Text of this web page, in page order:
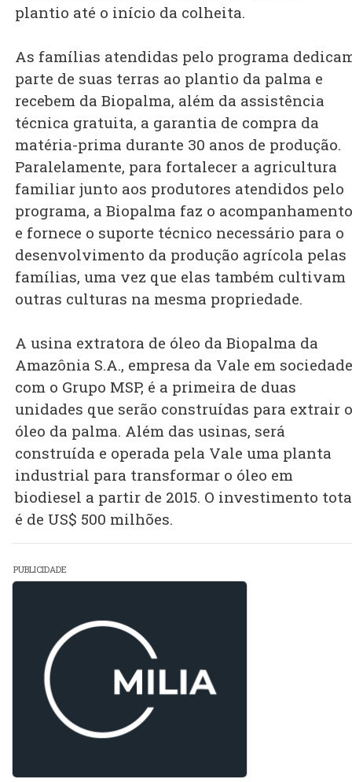
plantio até o início da colheita.
As famílias atendidas pelo programa
parte de suas terras ao plantio da palma e
recebem da Biopalma, além da assistência
técnica gratuita, a garantia de compra da
matéria-prima durante 30 anos de produção.
Paralelamente, para fortalecer a agricultura
familiar junto aos produtores atendidos pelo
programa, a Biopalma faz o acompanhamento
e fornece o suporte técnico necessário para o
desenvolvimento da produção agrícola pelas
famílias, uma vez que elas também cultivam
outras culturas na mesma propriedade.
A usina extratora de óleo da Biopalma da
Amazônia S.A., empresa da Vale em sociedade
com o Grupo MSP, é a primeira de duas
unidades que serão construídas para extrair o
óleo da palma. Além das usinas, será
construída e operada pela Vale uma planta
industrial para transformar o óleo em
biodiesel a partir de 2015. O investimento
é de US$ 500 milhões.
PUBLICIDADE